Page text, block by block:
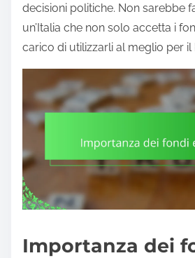
decisioni politiche. Non sarebbe
un’Italia che non solo accetta i
carico di utilizzarli al meglio per
Importanza dei